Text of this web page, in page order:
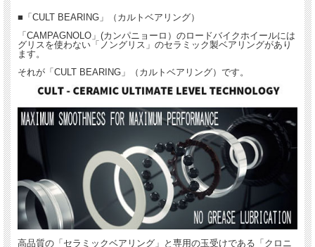
対応タイヤ：チューブラー
リム素材：H.U.L.C UD 高強度カーボン・ファイバー C-LUX フィニッシュ
リム高：37mm
リム幅：27m
ハブ規格：F/HH12x100ｍｍ（スルーアクスル）、R/HH12x142mm（スルーアスク
ベアリング：CULTセラミックベアリング
スポーク：ステンレス 楕円 ストレート
ニップル：アルミ製エアロ Mo-Mag セルフロック インターナル
フリーボディー：シマノ 10/11/12ｓ、カンパニョーロ 11/12/13s、SRAM XDR 12s
重量：1160g
カラー：コッパ―シェイド
■「CULT BEARING」（カルトベアリング）
「CAMPAGNOLO」(カンパニョーロ）のロードバイクホイールには
グリスを使わない「ノングリス」のセラミック製ベアリングがあり
ます。
それが「CULT BEARING」（カルトベアリング）です。
高品質の「セラミックベアリング」と専用の玉受けである「クロニ